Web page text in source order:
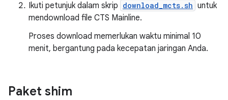
Ikuti petunjuk dalam skrip download_mcts.sh untuk
mendownload file CTS Mainline.
Proses download memerlukan waktu minimal 10
menit, bergantung pada kecepatan jaringan Anda.
Paket shim